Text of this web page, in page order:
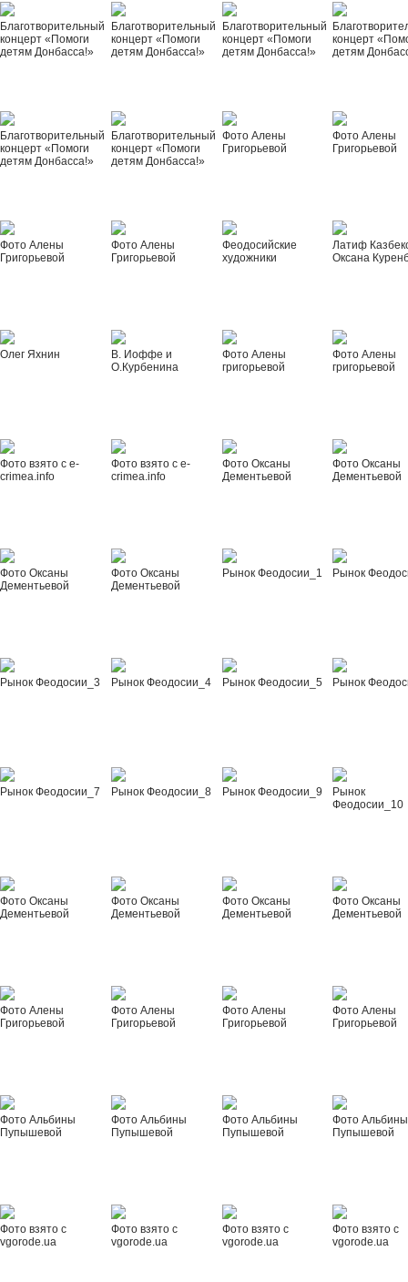
Благотворительный
концерт «Помоги
детям Донбасса!»
Благотворительный
концерт «Помоги
детям Донбасса!»
Благотворительный
концерт «Помоги
детям Донбасса!»
концерт
детям
Благотворительный
концерт «Помоги
детям Донбасса!»
Благотворительный
концерт «Помоги
детям Донбасса!»
Фото Алены
Григорьевой
Фото Алены
Григорьевой
Фото Алены
Григорьевой
Фото Алены
Григорьевой
Феодосийские
художники
Латиф
Оксана
Олег Яхнин
В. Иоффе и
О.Курбенина
Фото Алены
григорьевой
Фото Алены
григорьевой
Фото взято с e-
crimea.info
Фото взято с e-
crimea.info
Фото Оксаны
Дементьевой
Фото Оксаны
Дементьевой
Фото Оксаны
Дементьевой
Фото Оксаны
Дементьевой
Рынок Феодосии_1 Рынок
Рынок Феодосии_3 Рынок Феодосии_4 Рынок Феодосии_5 Рынок
Рынок Феодосии_7 Рынок Феодосии_8 Рынок Феодосии_9
Рынок
Феодосии_10
Фото Оксаны
Дементьевой
Фото Оксаны
Дементьевой
Фото Оксаны
Дементьевой
Фото Оксаны
Дементьевой
Фото Алены
Григорьевой
Фото Алены
Григорьевой
Фото Алены
Григорьевой
Фото Алены
Григорьевой
Фото Альбины
Пупышевой
Фото Альбины
Пупышевой
Фото Альбины
Пупышевой
Фото Альбины
Пупышевой
Фото взято с
vgorode.ua
Фото взято с
vgorode.ua
Фото взято с
vgorode.ua
Фото взято с
vgorode.ua